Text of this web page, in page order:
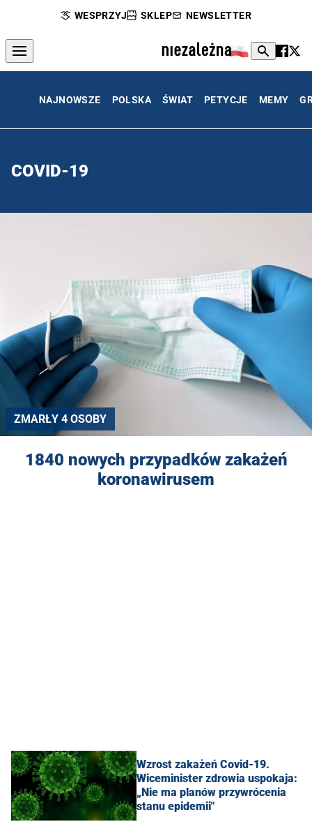
WESPRZYJ SKLEP NEWSLETTER
NAJNOWSZE POLSKA ŚWIAT PETYCJE MEMY
COVID-19
ZMARŁY 4 OSOBY
1840 nowych przypadków zakażeń
koronawirusem
Wzrost zakażeń Covid-19.
Wiceminister zdrowia uspokaja:
„Nie ma planów przywrócenia
stanu epidemii"